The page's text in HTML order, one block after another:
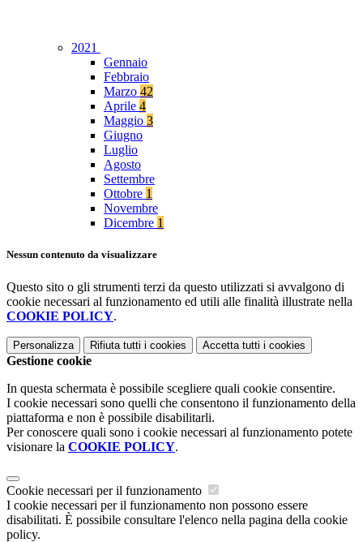
2021
Gennaio
Febbraio
Marzo 42
Aprile 4
Maggio 3
Giugno
Luglio
Agosto
Settembre
Ottobre 1
Novembre
Dicembre 1
Nessun contenuto da visualizzare
Questo sito o gli strumenti terzi da questo utilizzati si avvalgono di
cookie necessari al funzionamento ed utili alle finalità illustrate nella
COOKIE POLICY.
Personalizza Rifiuta tutti i cookies Accetta tutti i cookies
Gestione cookie
In questa schermata è possibile scegliere quali cookie consentire.
I cookie necessari sono quelli che consentono il funzionamento della
piattaforma e non è possibile disabilitarli.
Per conoscere quali sono i cookie necessari al funzionamento potete
visionare la COOKIE POLICY.
Cookie necessari per il funzionamento
I cookie necessari per il funzionamento non possono essere
disabilitati. È possibile consultare l'elenco nella pagina della cookie
policy.